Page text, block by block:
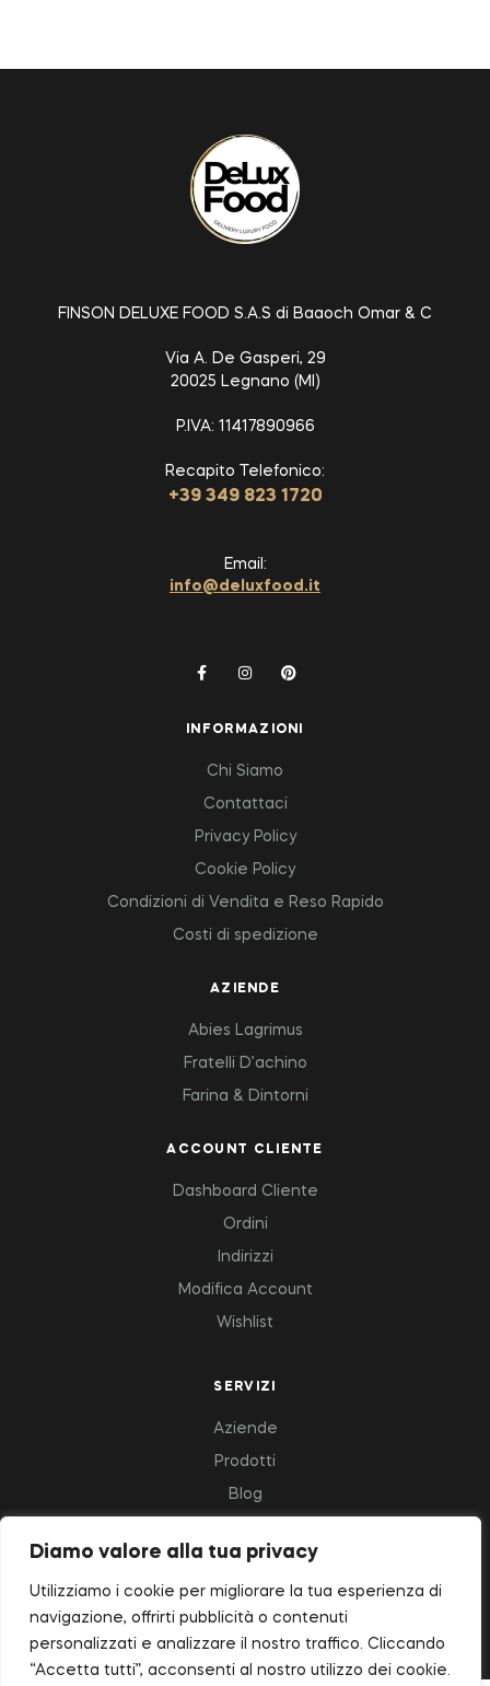
Diamo valore alla tua privacy
Utilizziamo i cookie per migliorare la tua esperienza di
navigazione, offrirti pubblicità o contenuti
personalizzati e analizzare il nostro traffico. Cliccando
“Accetta tutti”, acconsenti al nostro utilizzo dei cookie.
INFORMAZIONI
Chi Siamo
Contattaci
Privacy Policy
Cookie Policy
Condizioni di Vendita e Reso Rapido
Costi di spedizione
AZIENDE
Abies Lagrimus
Fratelli D’achino
Farina & Dintorni
FINSON DELUXE FOOD S.A.S di Baaoch Omar & C
Via A. De Gasperi, 29
20025 Legnano (MI)
P.IVA: 11417890966
Recapito Telefonico:
+39 349 823 1720
Email:
info@deluxfood.it
ACCOUNT CLIENTE
Dashboard Cliente
Ordini
Indirizzi
Modifica Account
Wishlist
SERVIZI
Aziende
Prodotti
Blog
Copyright © 2023 Deluxfood – All Rights Reserved.